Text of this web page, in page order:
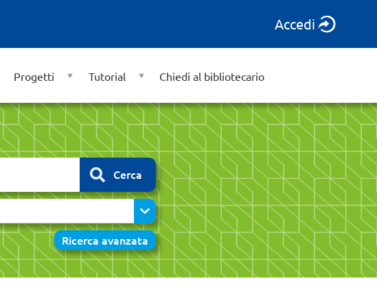
Accedi
Progetti Tutorial Chiedi al bibliotecario
Cerca
Ricerca avanzata